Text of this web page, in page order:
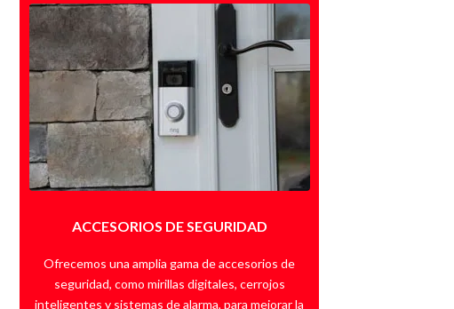
ACCESORIOS DE SEGURIDAD
Ofrecemos una amplia gama de accesorios de
seguridad, como mirillas digitales, cerrojos
inteligentes y sistemas de alarma, para mejorar la